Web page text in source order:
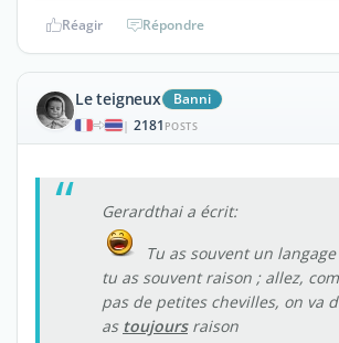
Réagir Répondre
Le teigneux Banni
| 2181 POSTS
Gerardthai a écrit:
Tu as souvent un
tu as souvent raison ; allez,
pas de petites chevilles, on va
as toujoursraison